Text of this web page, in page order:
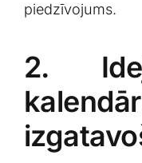
piedzīvojums.
2.